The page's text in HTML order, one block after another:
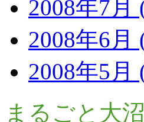
2008年7月
2008年6月
2008年5月
まるごと大